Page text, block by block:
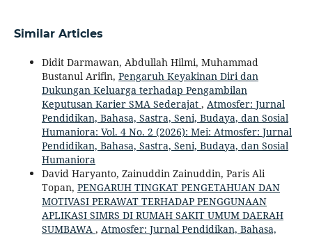
Similar Articles
Didit Darmawan, Abdullah Hilmi, Muhammad
Bustanul Arifin, Pengaruh Keyakinan Diri dan
Dukungan Keluarga terhadap Pengambilan
Keputusan Karier SMA Sederajat , Atmosfer: Jurnal
Pendidikan, Bahasa, Sastra, Seni, Budaya, dan Sosial
Humaniora: Vol. 4 No. 2 (2026): Mei: Atmosfer: Jurnal
Pendidikan, Bahasa, Sastra, Seni, Budaya, dan Sosial
Humaniora
David Haryanto, Zainuddin Zainuddin, Paris Ali
Topan, PENGARUH TINGKAT PENGETAHUAN DAN
MOTIVASI PERAWAT TERHADAP PENGGUNAAN
APLIKASI SIMRS DI RUMAH SAKIT UMUM DAERAH
SUMBAWA , Atmosfer: Jurnal Pendidikan, Bahasa,